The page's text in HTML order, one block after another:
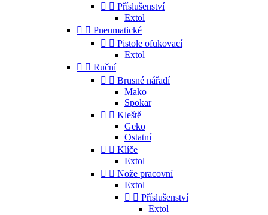
  Příslušenství
Extol
  Pneumatické
  Pistole ofukovací
Extol
  Ruční
  Brusné nářadí
Mako
Spokar
  Kleště
Geko
Ostatní
  Klíče
Extol
  Nože pracovní
Extol
  Příslušenství
Extol